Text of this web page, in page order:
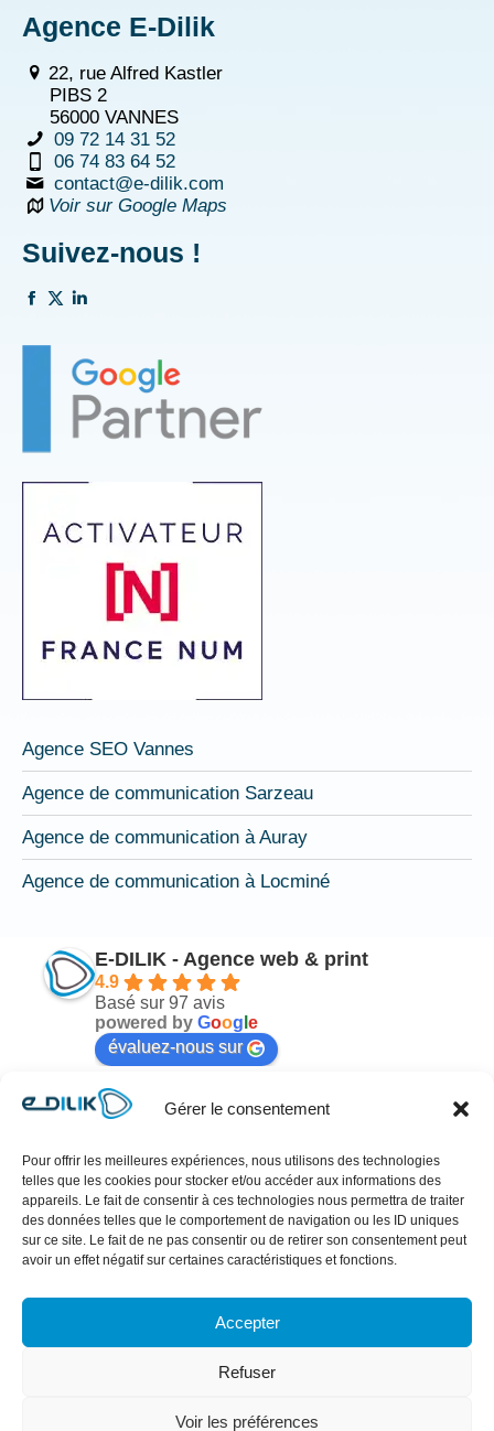
Gérer le consentement
Pour offrir les meilleures expériences, nous utilisons des technologies
telles que les cookies pour stocker et/ou accéder aux informations des
appareils. Le fait de consentir à ces technologies nous permettra de traiter
des données telles que le comportement de navigation ou les ID uniques
sur ce site. Le fait de ne pas consentir ou de retirer son consentement peut
avoir un effet négatif sur certaines caractéristiques et fonctions.
Accepter
Refuser
Voir les préférences
Agence E-Dilik
22, rue Alfred Kastler
PIBS 2
56000 VANNES
09 72 14 31 52
06 74 83 64 52
contact@e-dilik.com
Voir sur Google Maps
Suivez-nous !
La
Facebook
s'ouvre
dans
nouvelle
fenêtre
La
s'ouvre
dans
une
nouvelle
s'ouvre
dans
une
nouvelle
Agence SEO Vannes
Agence de communication Sarzeau
Agence de communication à Auray
Agence de communication à Locminé
E-DILIK - Agence web & print
4.9
Basé sur 97 avis
powered by Goog e
évaluez-nous sur
Cher Antoine !!!Sincèrement Merci pour votre
travail hyper professionnel, rapide et très
esthétique !! Référencement qui se profile… ai
travail depuis qu’il est en ligne 😊!!Empathie,
rigueur et réactivité sont les maîtres mots.Antoine
clients et de leur proposer des idées pertinentes et